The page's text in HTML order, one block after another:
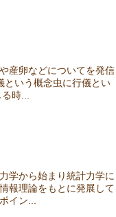
産卵などについてを発信
という概念虫に行儀とい
時...
学から始まり統計力学に
報理論をもとに発展して
イン...